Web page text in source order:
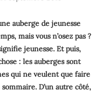
auberge de jeunesse
mais vous n’osez pas ?
jeunesse. Et puis,
: les auberges sont
qui ne veulent que faire
D’un autre côté,